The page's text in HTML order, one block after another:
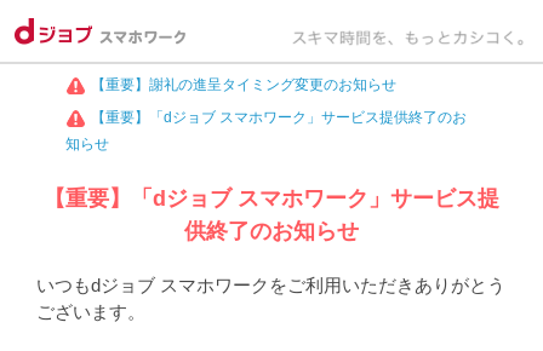
【重要】謝礼の進呈タイミング変更のお知らせ
【重要】「dジョブ スマホワーク」サービス提供終了のお
知らせ
【重要】「dジョブ スマホワーク」サービス提
供終了のお知らせ
いつもdジョブ スマホワークをご利用いただきありがとう
ございます。